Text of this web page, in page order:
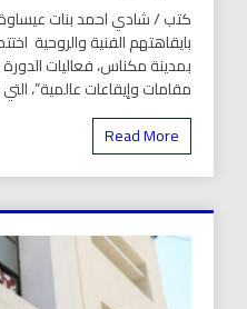
كتب / شادي احمد بنات
بايقاهتهم الفنية والروحية
بمدينة مكناس، فعاليات
مقامات وإيقاعات عالمية”،
Read More